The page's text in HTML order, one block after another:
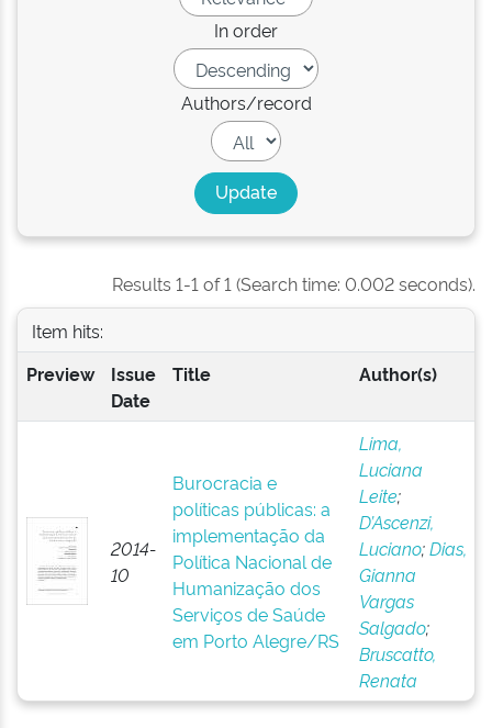
In order
Authors/record
Results 1-1 of 1 (Search time: 0.002 seconds).
Item hits:
Preview
Issue
Date
Title Author(s)
2014-
10
Burocracia e
políticas públicas: a
implementação da
Política Nacional de
Humanização dos
Serviços de Saúde
em Porto Alegre/RS
Lima,
Luciana
Leite;
D’Ascenzi,
Luciano;Dias,
Gianna
Vargas
Salgado;
Bruscatto,
Renata